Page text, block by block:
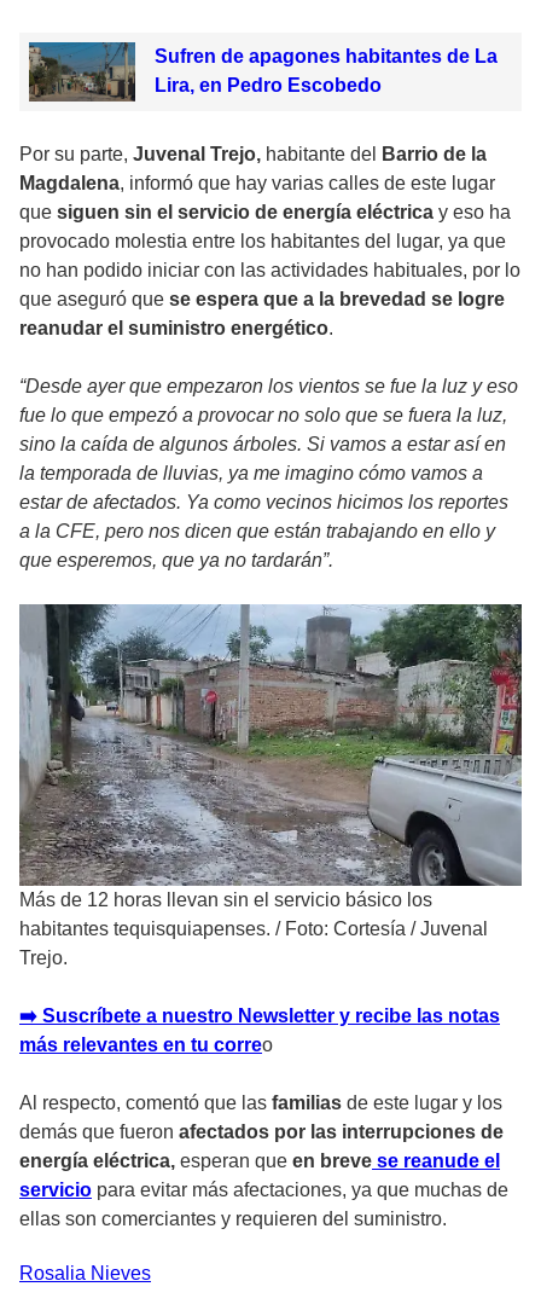
Sufren de apagones habitantes de La
Lira, en Pedro Escobedo
Por su parte, Juvenal Trejo, habitante del
Barrio de la
Magdalena, informó que hay varias calles de este lugar
que siguen sin el servicio de energía eléctrica y eso ha
provocado molestia entre los habitantes del lugar, ya que
no han podido iniciar con las actividades habituales, por lo
que aseguró que se espera que a la brevedad se logre
reanudar el suministro energético.
“Desde ayer que empezaron los vientos se fue la luz y eso
fue lo que empezó a provocar no solo que se fuera la luz,
sino la caída de algunos árboles. Si vamos a estar así en
la temporada de lluvias, ya me imagino cómo vamos a
estar de afectados. Ya como vecinos hicimos los reportes
a la CFE, pero nos dicen que están trabajando en ello y
que esperemos, que ya no tardarán”.
Más de 12 horas llevan sin el servicio básico los
habitantes tequisquiapenses. / Foto: Cortesía / Juvenal
Trejo.
➡️ Suscríbete a nuestro Newsletter y recibe las notas
más relevantes en tu correo
Al respecto, comentó que las familias de este lugar y los
demás que fueron afectados por las interrupciones de
energía eléctrica, esperan que en breve se reanude el
servicio para evitar más afectaciones, ya que muchas de
ellas son comerciantes y requieren del suministro.
Rosalia Nieves